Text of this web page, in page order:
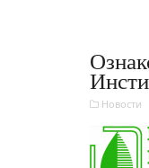
Новости